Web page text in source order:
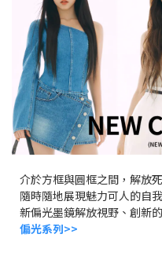
介於方框與圓框之間，解放
隨時隨地展現魅力可人的自
新偏光墨鏡解放視野、創新
偏光系列>>